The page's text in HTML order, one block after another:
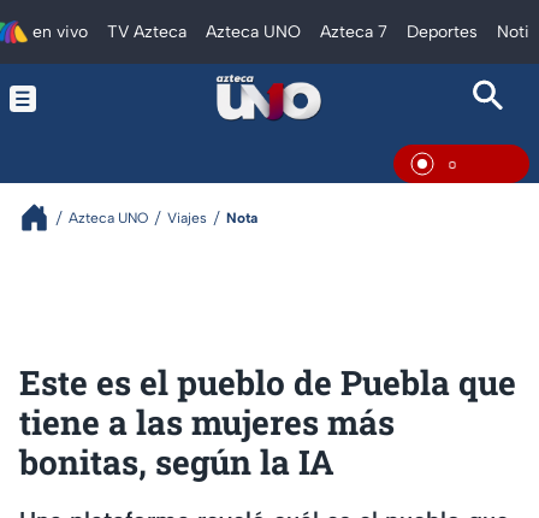
en vivo TV Azteca Azteca UNO Azteca 7 Deportes
En Vivo
Azteca UNO Viajes Nota
Este es el pueblo de Puebla que
tiene a las mujeres más
bonitas, según la IA